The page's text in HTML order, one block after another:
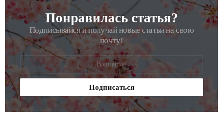
РАССЫЛКАПонравилась статья?
Подписывайся и получай новые статьи на свою
почту!